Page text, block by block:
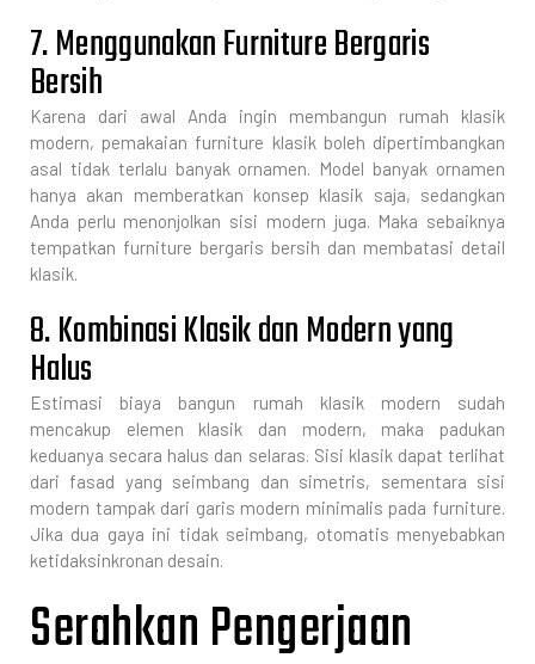
7. Menggunakan Furniture Bergaris
Bersih
Karena dari awal Anda ingin membangun rumah klasik
modern, pemakaian furniture klasik boleh dipertimbangkan
asal tidak terlalu banyak ornamen. Model banyak ornamen
hanya akan memberatkan konsep klasik saja, sedangkan
Anda perlu menonjolkan sisi modern juga. Maka sebaiknya
tempatkan furniture bergaris bersih dan membatasi detail
klasik.
8. Kombinasi Klasik dan Modern yang
Halus
Estimasi biaya bangun rumah klasik modern sudah
mencakup elemen klasik dan modern, maka padukan
keduanya secara halus dan selaras. Sisi klasik dapat terlihat
dari fasad yang seimbang dan simetris, sementara sisi
modern tampak dari garis modern minimalis pada furniture.
Jika dua gaya ini tidak seimbang, otomatis menyebabkan
ketidaksinkronan desain.
Serahkan Pengerjaan